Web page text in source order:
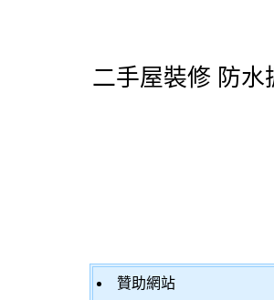
二手屋裝修 防水
贊助網站